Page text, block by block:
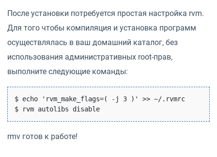
После установки потребуется простая настройка rvm.
Для того чтобы компиляция и установка программ
осуществлялась в ваш домашний каталог, без
использования административных root-прав,
выполните следующие команды:
$ echo 'rvm_make_flags=( -j 3 )' >> ~/.rvmrc
rmv готов к работе!